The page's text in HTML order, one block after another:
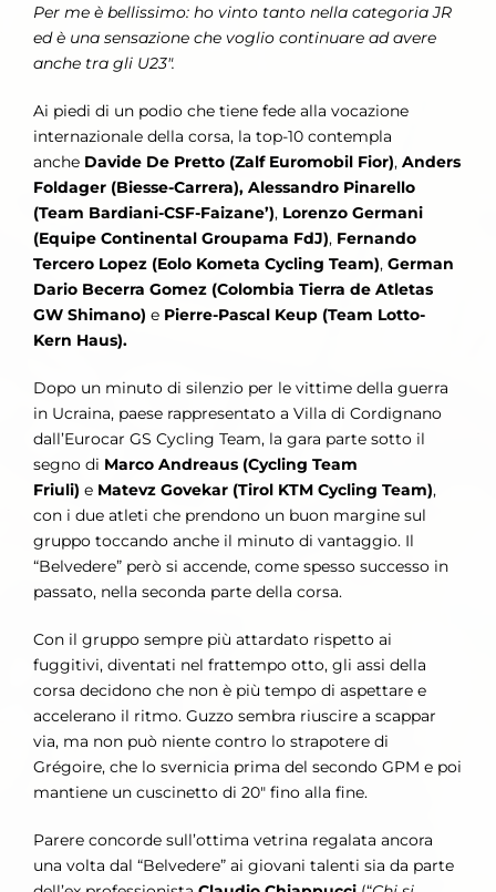
Per me è bellissimo: ho vinto tanto nella categoria JR
ed è una sensazione che voglio continuare ad avere
anche tra gli U23″.
Ai piedi di un podio che tiene fede alla vocazione
internazionale della corsa, la top-10 contempla
anche Davide De Pretto (Zalf Euromobil Fior), Anders
Foldager (Biesse-Carrera), Alessandro Pinarello
(Team Bardiani-CSF-Faizane’), Lorenzo Germani
(Equipe Continental Groupama FdJ), Fernando
Tercero Lopez (Eolo Kometa Cycling Team), German
Dario Becerra Gomez (Colombia Tierra de Atletas
GW Shimano) e Pierre-Pascal Keup (Team Lotto-
Kern Haus).
Dopo un minuto di silenzio per le vittime della guerra
in Ucraina, paese rappresentato a Villa di Cordignano
dall’Eurocar GS Cycling Team, la gara parte sotto il
segno di Marco Andreaus (Cycling Team
Friuli) e Matevz Govekar (Tirol KTM Cycling Team),
con i due atleti che prendono un buon margine sul
gruppo toccando anche il minuto di vantaggio. Il
“Belvedere” però si accende, come spesso successo in
passato, nella seconda parte della corsa.
Con il gruppo sempre più attardato rispetto ai
fuggitivi, diventati nel frattempo otto, gli assi della
corsa decidono che non è più tempo di aspettare e
accelerano il ritmo. Guzzo sembra riuscire a scappar
via, ma non può niente contro lo strapotere di
Grégoire, che lo svernicia prima del secondo GPM e poi
mantiene un cuscinetto di 20″ fino alla fine.
Parere concorde sull’ottima vetrina regalata ancora
una volta dal “Belvedere” ai giovani talenti sia da parte